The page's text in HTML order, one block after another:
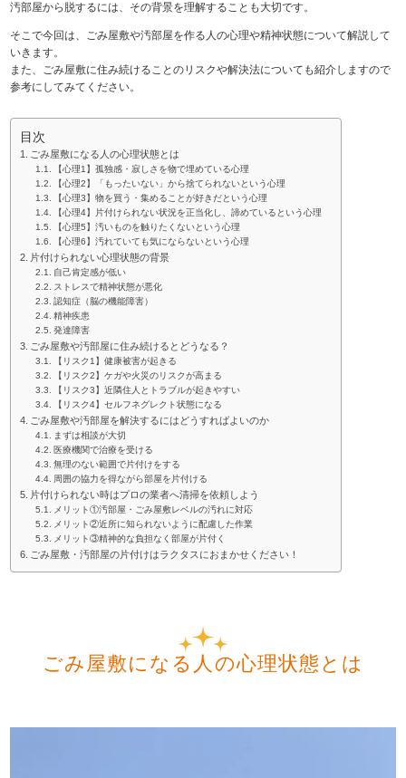
汚部屋から脱するには、その背景を理解することも大切です。
そこで今回は、ごみ屋敷や汚部屋を作る人の心理や精神状態について解説して
いきます。
また、ごみ屋敷に住み続けることのリスクや解決法についても紹介しますので
参考にしてみてください。
目次
ごみ屋敷になる人の心理状態とは
【心理1】孤独感・寂しさを物で埋めている心理
【心理2】「もったいない」から捨てられないという心理
【心理3】物を買う・集めることが好きだという心理
【心理4】片付けられない状況を正当化し、諦めているという心理
【心理5】汚いものを触りたくないという心理
【心理6】汚れていても気にならないという心理
片付けられない心理状態の背景
自己肯定感が低い
ストレスで精神状態が悪化
認知症（脳の機能障害）
精神疾患
発達障害
ごみ屋敷や汚部屋に住み続けるとどうなる？
【リスク1】健康被害が起きる
【リスク2】ケガや火災のリスクが高まる
【リスク3】近隣住人とトラブルが起きやすい
【リスク4】セルフネグレクト状態になる
ごみ屋敷や汚部屋を解決するにはどうすればよいのか
まずは相談が大切
医療機関で治療を受ける
無理のない範囲で片付けをする
周囲の協力を得ながら部屋を片付ける
片付けられない時はプロの業者へ清掃を依頼しよう
メリット①汚部屋・ごみ屋敷レベルの汚れに対応
メリット②近所に知られないように配慮した作業
メリット③精神的な負担なく部屋が片付く
ごみ屋敷・汚部屋の片付けはラクタスにおまかせください！
ごみ屋敷になる人の心理状態とは